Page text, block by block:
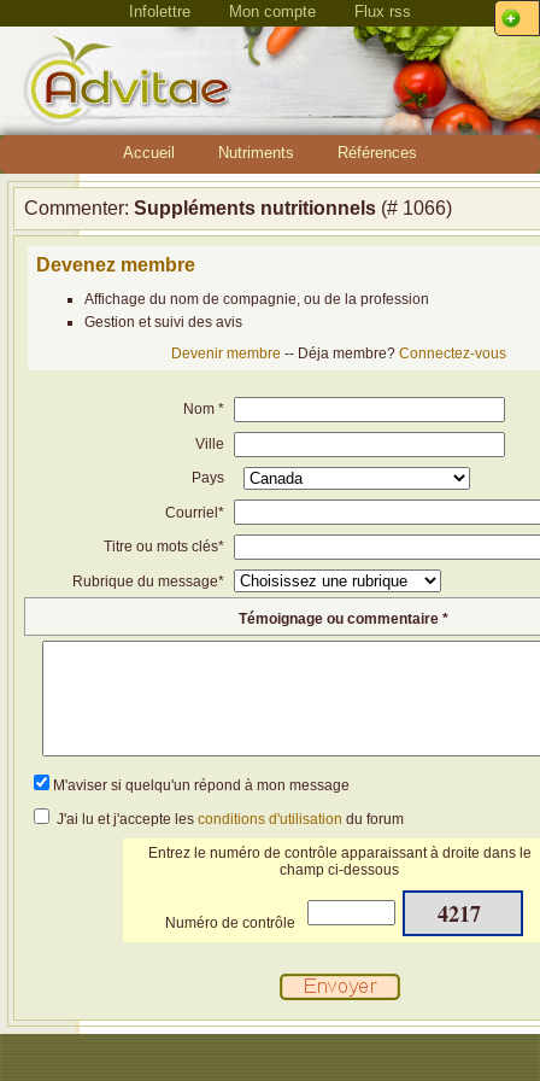
Infolettre Mon compte Flux rss
Accueil Nutriments Références
Commenter: Suppléments nutritionnels (# 1066)
Devenez membre
Affichage du nom de compagnie, ou de la profession
Gestion et suivi des avis
Devenir membre -- Déja membre?Connectez-vous
Nom *
Ville
Pays
Courriel*
Titre ou mots clés*
Rubrique du message*
Témoignage ou commentaire *
M'aviser si quelqu'un répond à mon message
J'ai lu et j'accepte les conditions d'utilisation du forum
Entrez le numéro de contrôle apparaissant à droite dans le
champ ci-dessous
Numéro de contrôle 4217